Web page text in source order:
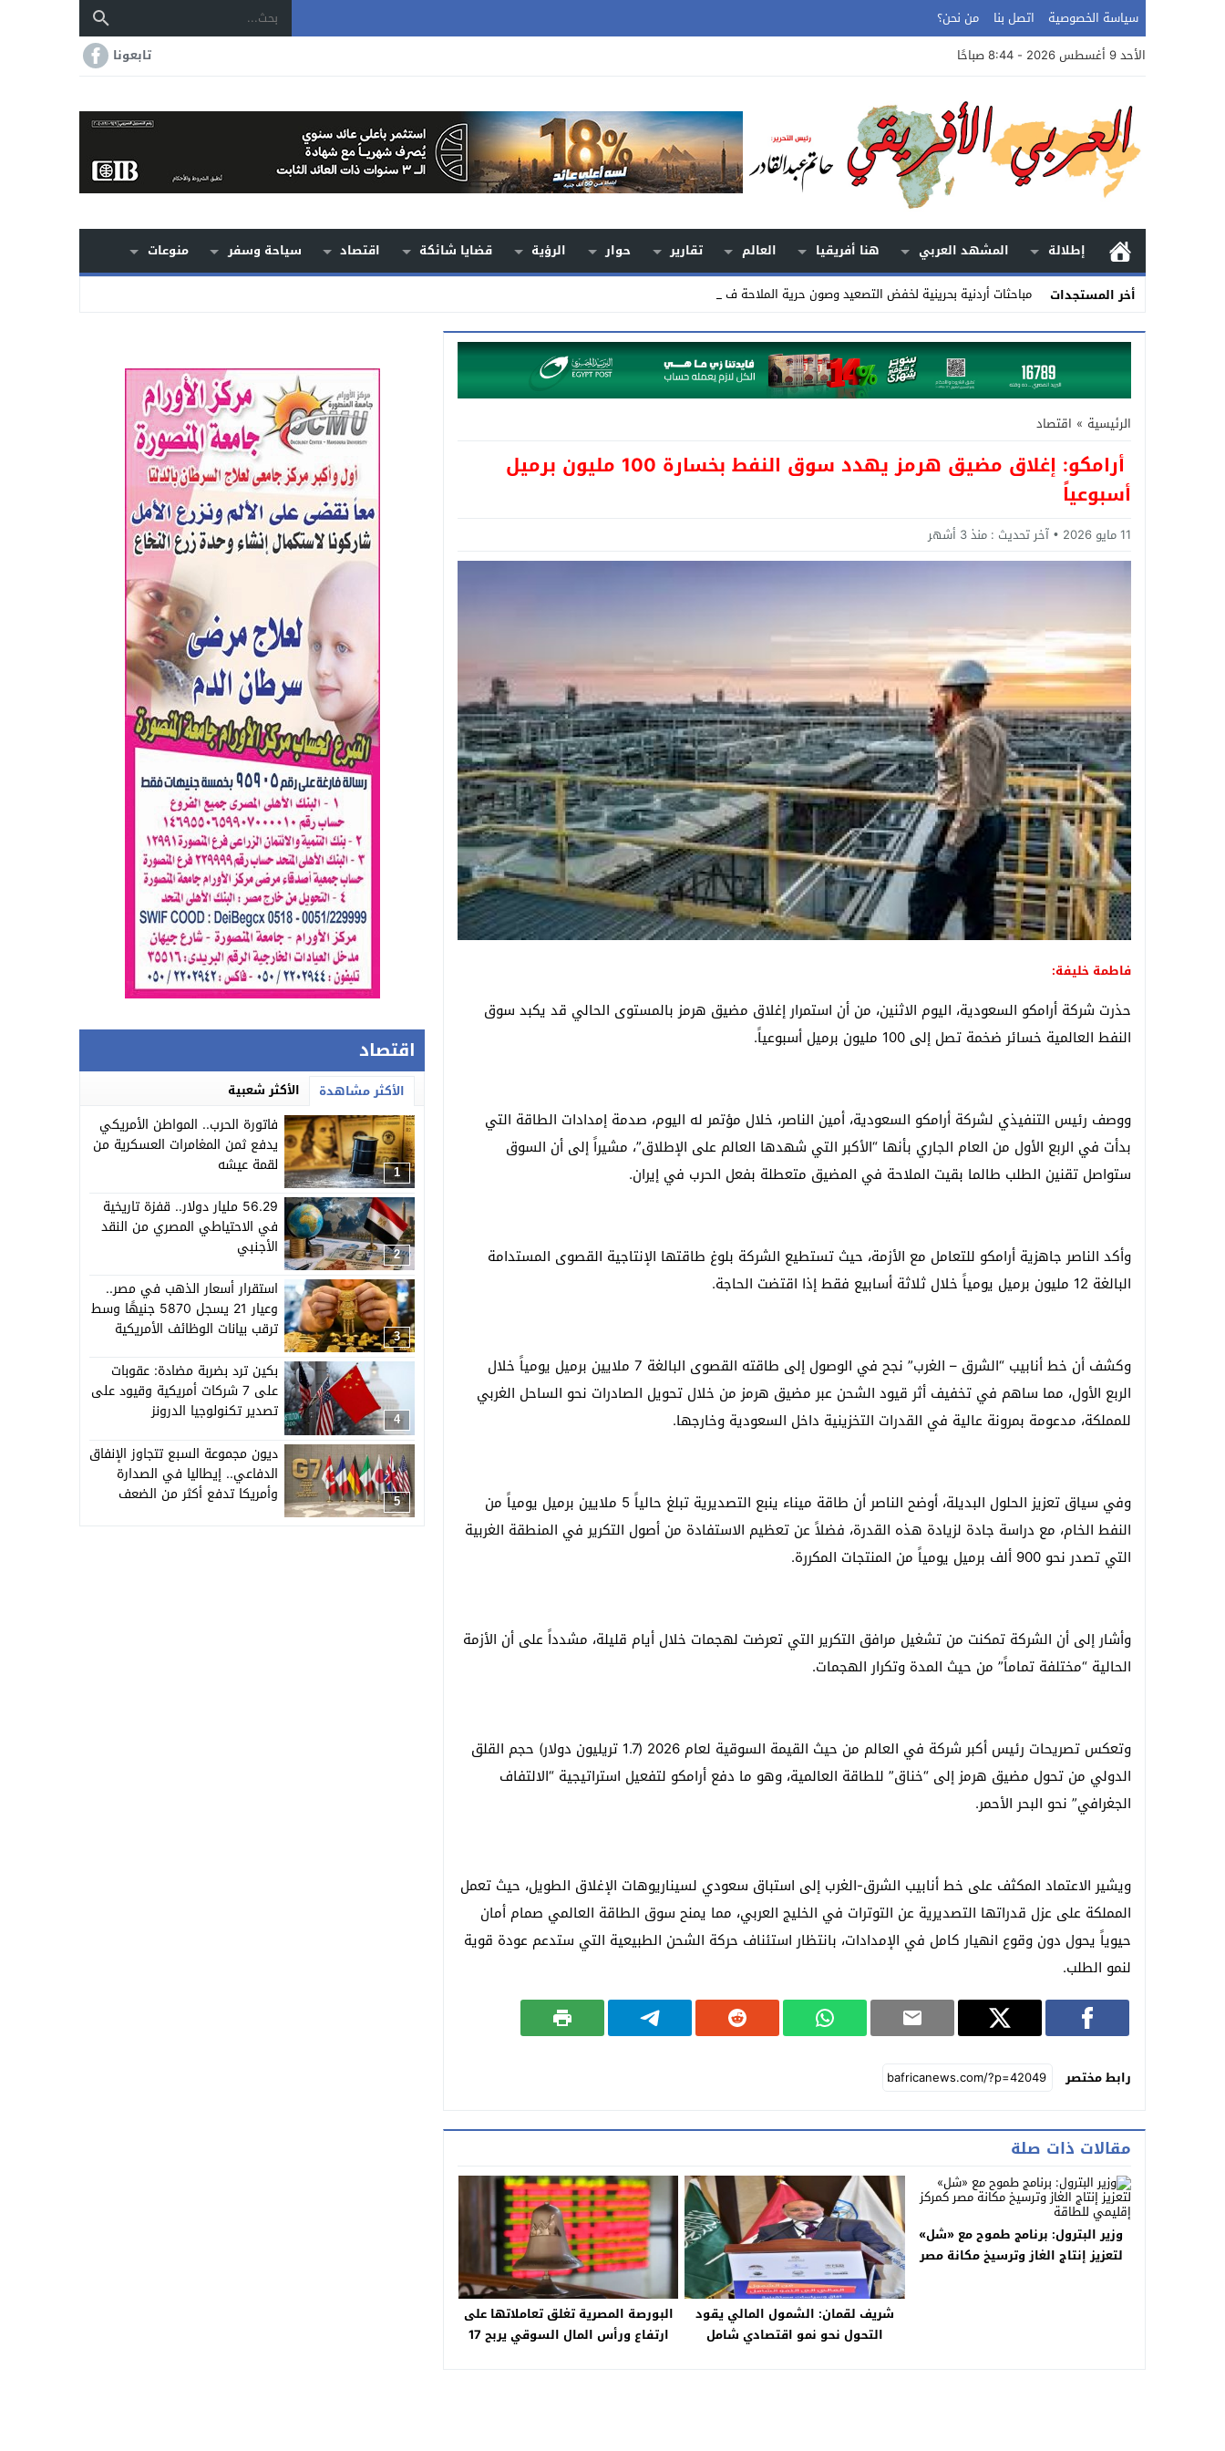
سياسة الخصوصية اتصل بنا
من نحن؟
الأحد 9 أغسطس 2026 - 8:44 صباحًا
تابعونا
إطلالة المشهد العربي هنا أفريقيا العالم تقارير حوار الرؤية قضايا شائكة اقتصاد سياحة وسفر
منوعات
أخر المستجدات
مباحثات أردنية بحرينية لخفض التصعيد وصون حرية الملاحة في مضيق هرمز_
Stop
Previous
Next
الرئيسية » اقتصاد
أرامكو: إغلاق مضيق هرمز يهدد سوق النفط بخسارة 100 مليون برميل
أسبوعياً
11 مايو 2026 آخر تحديث : منذ 3 أشهر
فاطمة خليفة:
حذرت شركة أرامكو السعودية، اليوم الاثنين، من أن استمرار إغلاق مضيق هرمز بالمستوى الحالي قد يكبد سوق
النفط العالمية خسائر ضخمة تصل إلى 100 مليون برميل أسبوعياً.
ووصف رئيس التنفيذي لشركة أرامكو السعودية، أمين الناصر، خلال مؤتمر له اليوم، صدمة إمدادات الطاقة التي
بدأت في الربع الأول من العام الجاري بأنها “الأكبر التي شهدها العالم على الإطلاق”، مشيراً إلى أن السوق
ستواصل تقنين الطلب طالما بقيت الملاحة في المضيق متعطلة بفعل الحرب في إيران.
وأكد الناصر جاهزية أرامكو للتعامل مع الأزمة، حيث تستطيع الشركة بلوغ طاقتها الإنتاجية القصوى المستدامة
البالغة 12 مليون برميل يومياً خلال ثلاثة أسابيع فقط إذا اقتضت الحاجة.
وكشف أن خط أنابيب “الشرق – الغرب” نجح في الوصول إلى طاقته القصوى البالغة 7 ملايين برميل يومياً خلال
الربع الأول، مما ساهم في تخفيف أثر قيود الشحن عبر مضيق هرمز من خلال تحويل الصادرات نحو الساحل الغربي
للمملكة، مدعومة بمرونة عالية في القدرات التخزينية داخل السعودية وخارجها.
وفي سياق تعزيز الحلول البديلة، أوضح الناصر أن طاقة ميناء ينبع التصديرية تبلغ حالياً 5 ملايين برميل يومياً من
النفط الخام، مع دراسة جادة لزيادة هذه القدرة، فضلاً عن تعظيم الاستفادة من أصول التكرير في المنطقة الغربية
التي تصدر نحو 900 ألف برميل يومياً من المنتجات المكررة.
وأشار إلى أن الشركة تمكنت من تشغيل مرافق التكرير التي تعرضت لهجمات خلال أيام قليلة، مشدداً على أن الأزمة
الحالية “مختلفة تماماً” من حيث المدة وتكرار الهجمات.
وتعكس تصريحات رئيس أكبر شركة في العالم من حيث القيمة السوقية لعام 2026 (1.7 تريليون دولار) حجم القلق
الدولي من تحول مضيق هرمز إلى “خناق” للطاقة العالمية، وهو ما دفع أرامكو لتفعيل استراتيجية “الالتفاف
الجغرافي” نحو البحر الأحمر.
ويشير الاعتماد المكثف على خط أنابيب الشرق-الغرب إلى استباق سعودي لسيناريوهات الإغلاق الطويل، حيث تعمل
المملكة على عزل قدراتها التصديرية عن التوترات في الخليج العربي، مما يمنح سوق الطاقة العالمي صمام أمان
حيوياً يحول دون وقوع انهيار كامل في الإمدادات، بانتظار استئناف حركة الشحن الطبيعية التي ستدعم عودة قوية
لنمو الطلب.
رابط مختصر
مقالات ذات صلة
وزير البترول: برنامج طموح مع «شل»
لتعزيز إنتاج الغاز وترسيخ مكانة مصر
شريف لقمان: الشمول المالي يقود
التحول نحو نمو اقتصادي شامل
البورصة المصرية تغلق تعاملاتها على
ارتفاع ورأس المال السوقي يربح 17
اقتصاد
الأكثر مشاهدة الأكثر شعبية
1
فاتورة الحرب.. المواطن الأمريكي
يدفع ثمن المغامرات العسكرية من
لقمة عيشه
2
56.29 مليار دولار.. قفزة تاريخية
في الاحتياطي المصري من النقد
الأجنبي
3
استقرار أسعار الذهب في مصر..
وعيار 21 يسجل 5870 جنيهًا وسط
ترقب بيانات الوظائف الأمريكية
4
بكين ترد بضربة مضادة: عقوبات
على 7 شركات أمريكية وقيود على
تصدير تكنولوجيا الدرونز
5
ديون مجموعة السبع تتجاوز الإنفاق
الدفاعي.. إيطاليا في الصدارة
وأمريكا تدفع أكثر من الضعف